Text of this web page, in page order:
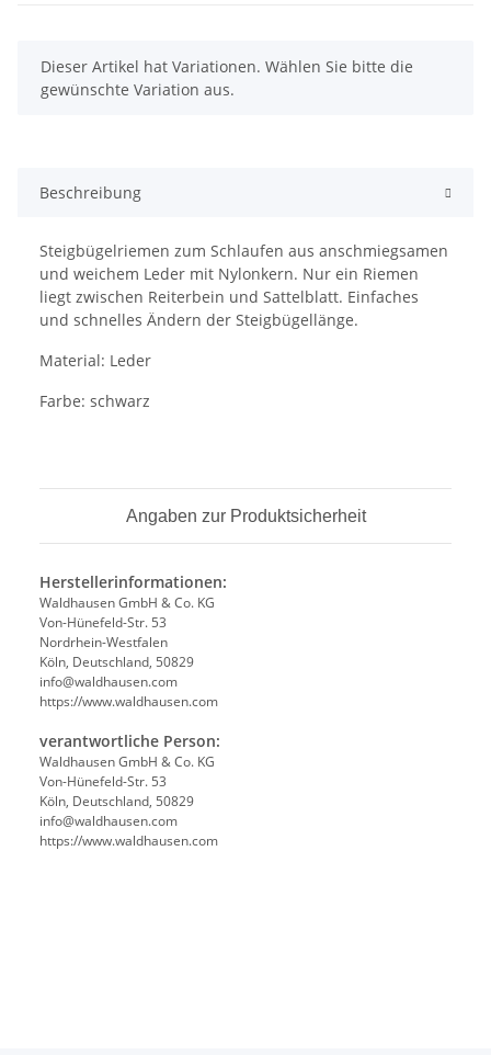
x
Dieser Artikel hat Variationen. Wählen Sie bitte die
gewünschte Variation aus.
Beschreibung
Steigbügelriemen zum Schlaufen aus anschmiegsamen
und weichem Leder mit Nylonkern. Nur ein Riemen
liegt zwischen Reiterbein und Sattelblatt. Einfaches
und schnelles Ändern der Steigbügellänge.
Material: Leder
Farbe: schwarz
Angaben zur Produktsicherheit
Herstellerinformationen:
Waldhausen GmbH & Co. KG
Von-Hünefeld-Str. 53
Nordrhein-Westfalen
Köln, Deutschland, 50829
info@waldhausen.com
https://www.waldhausen.com
verantwortliche Person:
Waldhausen GmbH & Co. KG
Von-Hünefeld-Str. 53
Köln, Deutschland, 50829
info@waldhausen.com
https://www.waldhausen.com